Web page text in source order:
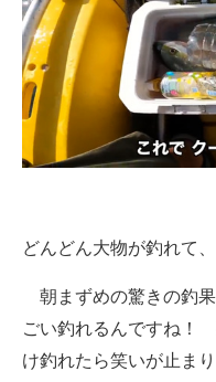
どんどん大物が釣れて
朝まずめの驚きの釣
ごい釣れるんですね！
け釣れたら笑いが止ま